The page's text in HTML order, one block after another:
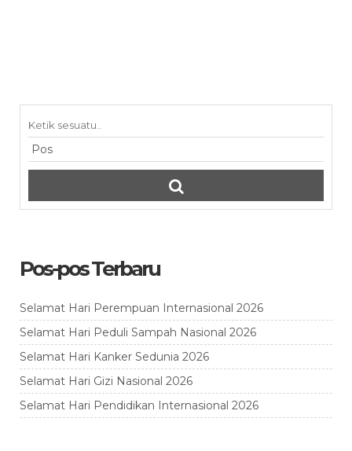
Pos-pos Terbaru
Selamat Hari Perempuan Internasional 2026
Selamat Hari Peduli Sampah Nasional 2026
Selamat Hari Kanker Sedunia 2026
Selamat Hari Gizi Nasional 2026
Selamat Hari Pendidikan Internasional 2026